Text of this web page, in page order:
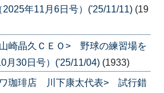
年11月6日号）('25/11/11) (19
崎晶久ＣＥＯ> 野球の練習場を
月30日号）('25/11/04) (1933)
珈琲店 川下康太代表> 試行錯